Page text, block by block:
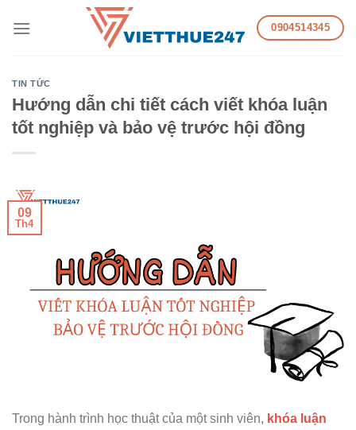
0904514345
TIN TỨC
Hướng dẫn chi tiết cách viết khóa luận
tốt nghiệp và bảo vệ trước hội đồng
09
Th4
Trong hành trình học thuật của một sinh viên, khóa luận